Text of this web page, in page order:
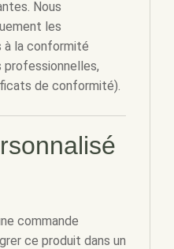
Nous
les
à la conformité
de conformité).
commande
ce produit dans un